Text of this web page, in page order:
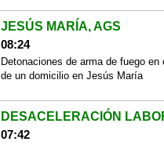
JESÚS MARÍA, AGS
08:24
Detonaciones de arma de fuego en
de un domicilio en Jesús María
DESACELERACIÓN
07:42